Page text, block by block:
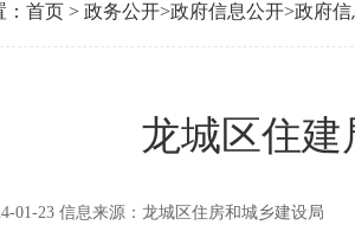
首页 > 政务公开>政府信息公开>政府
龙城区住建
01-23 信息来源：龙城区住房和城乡建设局